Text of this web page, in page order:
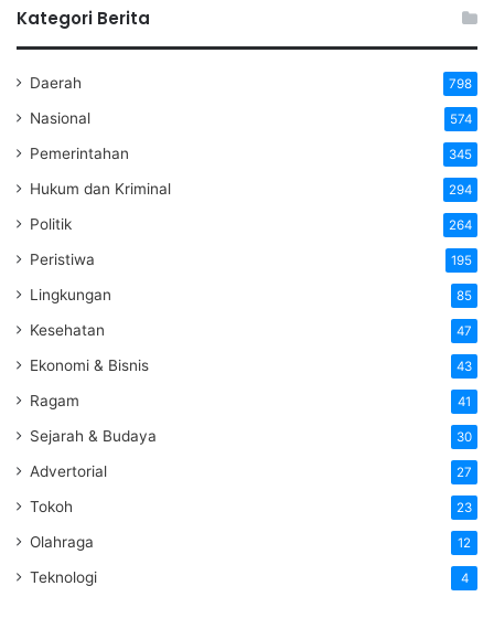
Kategori Berita
Daerah 798
Nasional 574
Pemerintahan 345
Hukum dan Kriminal 294
Politik 264
Peristiwa 195
Lingkungan 85
Kesehatan 47
Ekonomi & Bisnis 43
Ragam 41
Sejarah & Budaya 30
Advertorial 27
Tokoh 23
Olahraga 12
Teknologi 4